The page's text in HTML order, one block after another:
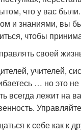
что у вас
и знаниями, вы
чтобы
своей
учителей,
… но это
всегда лежит
к себе как к